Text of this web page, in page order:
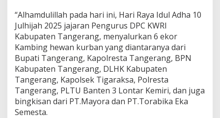
“Alhamdulillah pada hari ini, Hari Raya Idul Adha 10
Julhijah 2025 jajaran Pengurus DPC KWRI
Kabupaten Tangerang, menyalurkan 6 ekor
Kambing hewan kurban yang diantaranya dari
Bupati Tangerang, Kapolresta Tangerang, BPN
Kabupaten Tangerang, DLHK Kabupaten
Tangerang, Kapolsek Tigaraksa, Polresta
Tangerang, PLTU Banten 3 Lontar Kemiri, dan juga
bingkisan dari PT.Mayora dan PT.Torabika Eka
Semesta.